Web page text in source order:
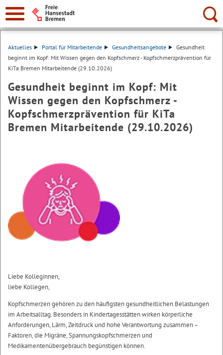
Suche:
Aktuelles Portal für Mitarbeitende Gesundheitsangebote
Gesundheit
beginnt im Kopf: Mit Wissen gegen den Kopfschmerz - Kopfschmerzprävention für
KiTa Bremen Mitarbeitende (29.10.2026)
Gesundheit beginnt im Kopf: Mit
Wissen gegen den Kopfschmerz -
Kopfschmerzprävention für KiTa
Bremen Mitarbeitende (29.10.2026)
Liebe Kolleginnen,
liebe Kollegen,
Kopfschmerzen gehören zu den häufigsten gesundheitlichen Belastungen
im Arbeitsalltag. Besonders in Kindertagesstätten wirken körperliche
Anforderungen, Lärm, Zeitdruck und hohe Verantwortung zusammen –
Faktoren, die Migräne, Spannungskopfschmerzen und
Medikamentenübergebrauch begünstigen können.